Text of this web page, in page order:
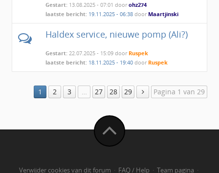
Gestart: 13.08.2025 - 07:01 doorohz274
laatste bericht: 19.11.2025 - 06:38door Maartjinski
Haldex service, nieuwe pomp (Ali?)
Gestart: 22.07.2025 - 15:09 door Ruspek
laatste bericht: 18.11.2025 - 19:40door Ruspek
1 2 3 … 27 28 29 Pagina 1 van 29
Verwijder cookies van dit forum · FAQ / Help · Team pagina ·